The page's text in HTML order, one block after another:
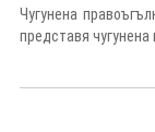
Чугунена
представя чугунена